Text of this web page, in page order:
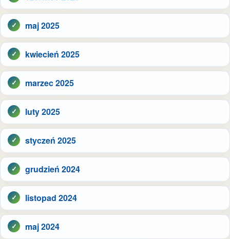
maj 2025
kwiecień 2025
marzec 2025
luty 2025
styczeń 2025
grudzień 2024
listopad 2024
maj 2024